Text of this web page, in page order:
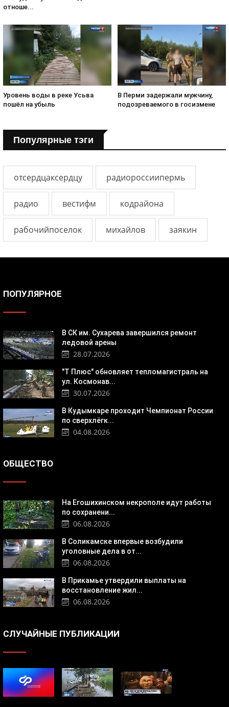
отноше...
Уровень воды в реке Усьва
пошёл на убыль
В Перми задержали мужчину,
подозреваемого в госизмене
Популярные тэги
отсердцаксердцу радиороссиипермь
радио вестифм кодрайона
рабочийпоселок михайлов заякин
ПОПУЛЯРНОЕ
В СК им. Сухарева завершился ремонт
ледовой арены
28.07.2026
"Т Плюс" обновляет тепломагистраль на
ул. Космонав...
30.07.2026
В Кудымкаре проходит Чемпионат России
по сверхлёгк...
04.08.2026
ОБЩЕСТВО
На Егошихинском некрополе идут работы
по сохранени...
06.08.2026
В Соликамске впервые возбудили
уголовные дела в от...
06.08.2026
В Прикамье утвердили выплаты на
восстановление жил...
06.08.2026
СЛУЧАЙНЫЕ ПУБЛИКАЦИИ